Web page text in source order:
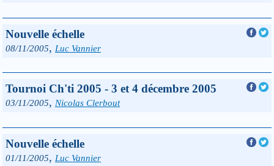
Nouvelle échelle
08/11/2005, Luc Vannier
Tournoi Ch'ti 2005 - 3 et 4 décembre 2005
03/11/2005, Nicolas Clerbout
Nouvelle échelle
01/11/2005, Luc Vannier